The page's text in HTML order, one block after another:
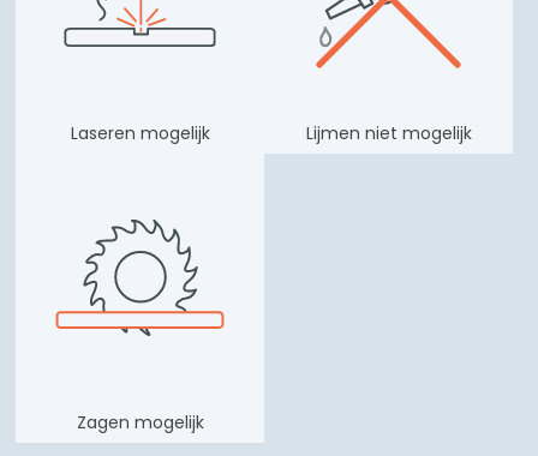
Laseren mogelijk Lijmen niet mogelijk
Zagen mogelijk